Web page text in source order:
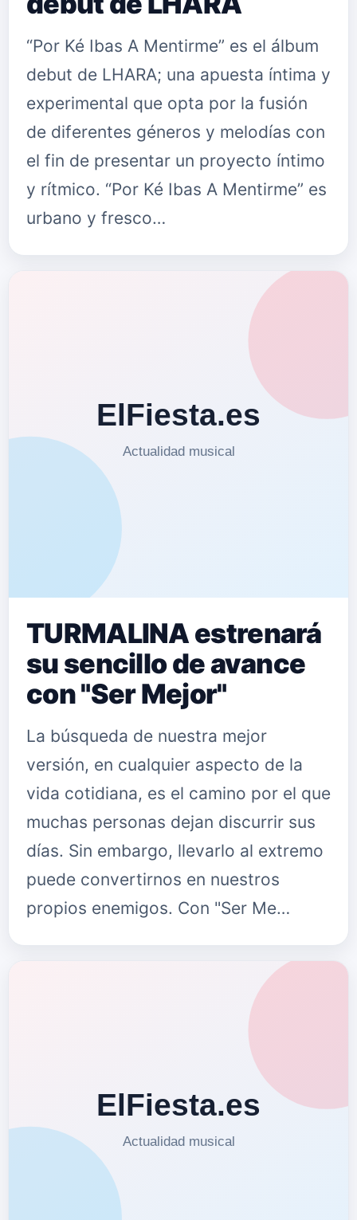
“Por Ké Ibas A Mentirme” es el álbum
debut de LHARA; una apuesta íntima y
experimental que opta por la fusión
de diferentes géneros y melodías con
el fin de presentar un proyecto íntimo
y rítmico. “Por Ké Ibas A Mentirme” es
urbano y fresco…
TURMALINA estrenará
su sencillo de avance
con "Ser Mejor"
La búsqueda de nuestra mejor
versión, en cualquier aspecto de la
vida cotidiana, es el camino por el que
muchas personas dejan discurrir sus
días. Sin embargo, llevarlo al extremo
puede convertirnos en nuestros
propios enemigos. Con "Ser Me…